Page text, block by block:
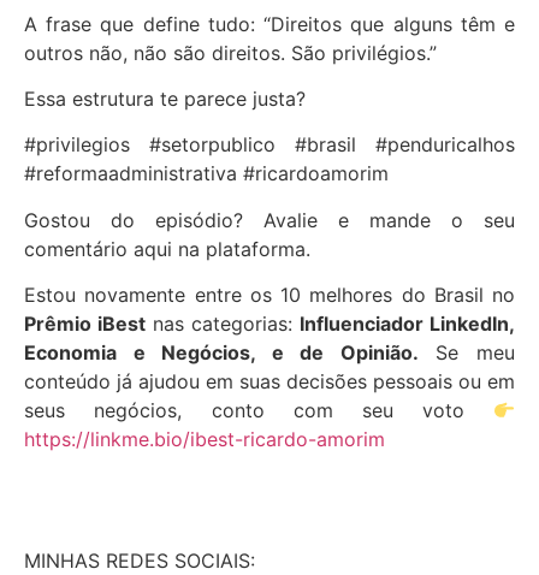
A frase que define tudo: “Direitos que alguns têm e
outros não, não são direitos. São privilégios.”
Essa estrutura te parece justa?
#privilegios #setorpublico #brasil #penduricalhos
#reformaadministrativa #ricardoamorim
Gostou do episódio? Avalie e mande o seu
comentário aqui na plataforma.
Estou novamente entre os 10 melhores do Brasil no
Prêmio iBest nas categorias: Influenciador LinkedIn,
Economia e Negócios, e de Opinião. Se meu
conteúdo já ajudou em suas decisões pessoais ou em
seus negócios, conto com seu voto
https://linkme.bio/ibest-ricardo-amorim
MINHAS REDES SOCIAIS: